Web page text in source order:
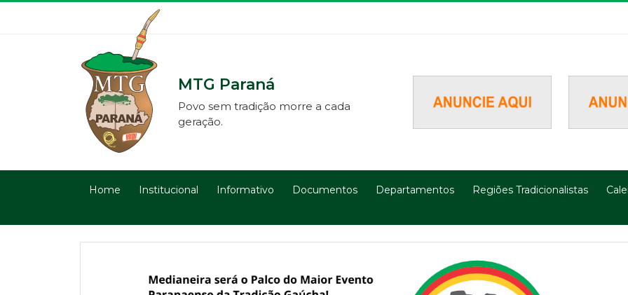
MTG Paraná
Povo sem tradição morre a cada
geração.
Home Institucional Informativo Documentos Departamentos Regiões Tradicionalistas